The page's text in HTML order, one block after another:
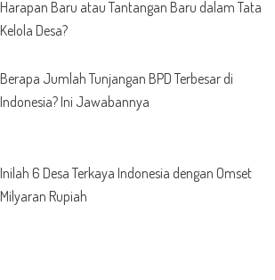
Harapan Baru atau Tantangan Baru dalam Tata
Kelola Desa?
Berapa Jumlah Tunjangan BPD Terbesar di
Indonesia? Ini Jawabannya
Inilah 6 Desa Terkaya Indonesia dengan Omset
Milyaran Rupiah